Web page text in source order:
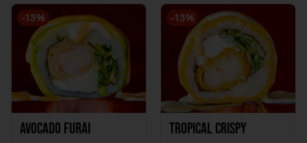
-13%
Avocado Furai
-13%
Tropical crispy